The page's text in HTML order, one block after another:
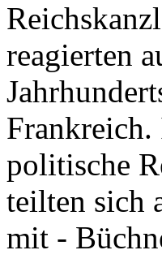
reagierten
Frankreich.
politische
teilten sich
mit -